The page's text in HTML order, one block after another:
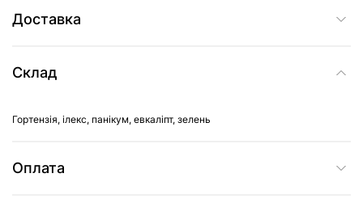
Доставка
Склад
Гортензія, ілекс, панікум, евкаліпт, зелень
Оплата